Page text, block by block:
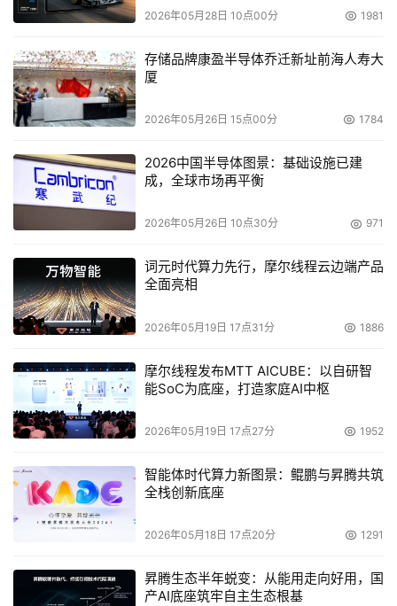
虽然Joseph信赖Symantec，但是他也希望看到Backup
Exec的虚拟功能有更多的改进。他现在正通过Microsoft
Virtual Server将该程序当作虚拟机来运行，但是他希望虚
拟文件能够和实际文件一样进行备份。同时，Joseph的公
司还没有选择Backup Exec的SPN存储选项。他们不需要这
架构或专用T1线路以良好运行SPN。
由于Symantec的第一个版本的SPN是针对中小型企业，而
但是Symantec现在并不打算改变中小型企业路线，甚至未
想同EMC进行更近距离的大企业客户争夺。"我们目前还是
主要关注于优化我们在中小型企业市场上的产品和服务"，
大型企业提供这项服务，而且如果客户希望我们这么做，那
么我们将做出回应"。
Windows的操作系统环境。这个问题的回答比较含糊。
Greene说："我们今后有可能会这么做"。
鉴于Symantec现在已经进行了一些十分必要的整合，这
个"今后"应该不会再用三年时间。
2026年05月28日 10点00分 1981
存储品牌康盈半导体乔迁新址前海人寿大
厦
2026年05月26日 15点00分 1784
2026中国半导体图景：基础设施已建
成，全球市场再平衡
2026年05月26日 10点30分 971
词元时代算力先行，摩尔线程云边端产品
全面亮相
2026年05月19日 17点31分 1886
摩尔线程发布MTT AICUBE：以自研智
能SoC为底座，打造家庭AI中枢
2026年05月19日 17点27分 1952
智能体时代算力新图景：鲲鹏与昇腾共筑
全栈创新底座
2026年05月18日 17点20分 1291
昇腾生态半年蜕变：从能用走向好用，国
产AI底座筑牢自主生态根基